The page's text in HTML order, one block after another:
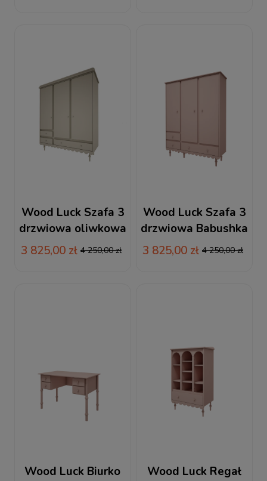
Wood Luck Szafa 3
drzwiowa oliwkowa
Babushka
3 825,00 zł 4 250,00 zł
Wood Luck Szafa 3
drzwiowa Babushka
różowa
3 825,00 zł 4 250,00 zł
Wood Luck Biurko
Wood Luck Regał